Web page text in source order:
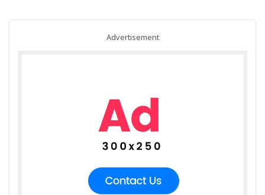
Advertisement